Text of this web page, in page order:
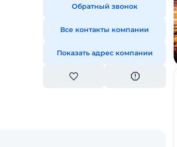
Обратный звонок
Все контакты компании
Показать адрес компании